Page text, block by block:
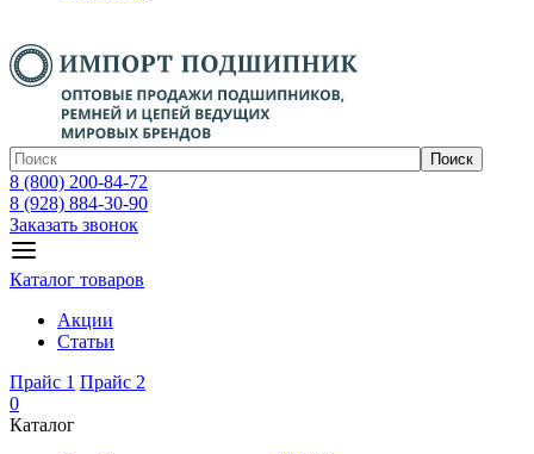
Поиск
8 (800) 200-84-72
8 (928) 884-30-90
Заказать звонок
Каталог товаров
Акции
Статьи
Прайс 1 Прайс 2
0
Каталог